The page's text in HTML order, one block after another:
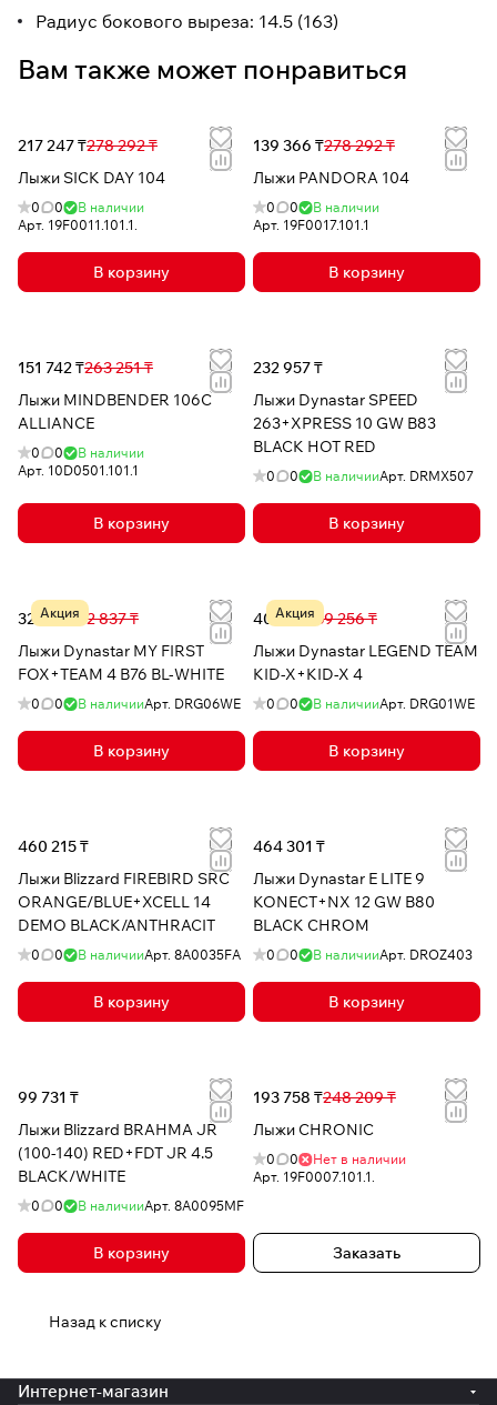
Радиус бокового выреза: 14.5 (163)
Вам также может понравиться
217 247 ₸278 292 ₸
Лыжи SICK DAY 104
0 0
В наличии
Арт. 19F0011.101.1.
В корзину
139 366 ₸278 292 ₸
Лыжи PANDORA 104
0 0
В наличии
Арт. 19F0017.101.1
В корзину
151 742 ₸263 251 ₸
Лыжи MINDBENDER 106C
ALLIANCE
0 0
В наличии
Арт. 10D0501.101.1
В корзину
232 957 ₸
Лыжи Dynastar SPEED
263+XPRESS 10 GW B83
BLACK HOT RED
0 0 В наличииАрт. DRMX507
В корзину
Акция
32 237 ₸72 837 ₸
Лыжи Dynastar MY FIRST
FOX+TEAM 4 B76 BL-WHITE
0 0 В наличииАрт. DRG06WE
В корзину
Акция
40 210 ₸ 69 256 ₸
Лыжи Dynastar LEGEND TEAM
KID-X+KID-X 4
0 0 В наличииАрт. DRG01WE
В корзину
460 215 ₸
Лыжи Blizzard FIREBIRD SRC
ORANGE/BLUE+XCELL 14
DEMO BLACK/ANTHRACIT
0 0 В наличииАрт. 8A0035FA
В корзину
464 301 ₸
Лыжи Dynastar E LITE 9
KONECT+NX 12 GW B80
BLACK CHROM
0 0 В наличииАрт. DROZ403
В корзину
99 731 ₸
Лыжи Blizzard BRAHMA JR
(100-140) RED+FDT JR 4.5
BLACK/WHITE
0 0 В наличииАрт. 8A0095MF
В корзину
193 758 ₸248 209 ₸
Лыжи CHRONIC
0 0
Нет в наличии
Арт. 19F0007.101.1.
Заказать
Назад к списку
Интернет-магазин